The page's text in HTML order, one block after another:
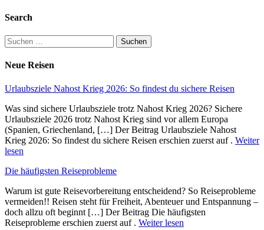
Search
Suchen
nach:
Neue Reisen
Urlaubsziele Nahost Krieg 2026: So findest du sichere Reisen
Was sind sichere Urlaubsziele trotz Nahost Krieg 2026? Sichere
Urlaubsziele 2026 trotz Nahost Krieg sind vor allem Europa
(Spanien, Griechenland, […] Der Beitrag Urlaubsziele Nahost
Krieg 2026: So findest du sichere Reisen erschien zuerst auf . Weiter
lesen
Die häufigsten Reiseprobleme
Warum ist gute Reisevorbereitung entscheidend? So Reiseprobleme
vermeiden!! Reisen steht für Freiheit, Abenteuer und Entspannung –
doch allzu oft beginnt […] Der Beitrag Die häufigsten
Reiseprobleme erschien zuerst auf . Weiter lesen